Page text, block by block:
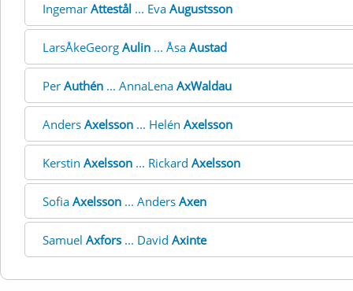
Ingemar Attestål ... Eva Augustsson
LarsÅkeGeorg Aulin ... Åsa Austad
Per Authén ... AnnaLena AxWaldau
Anders Axelsson ... Helén Axelsson
Kerstin Axelsson ... Rickard Axelsson
Sofia Axelsson ... Anders Axen
Samuel Axfors ... David Axinte